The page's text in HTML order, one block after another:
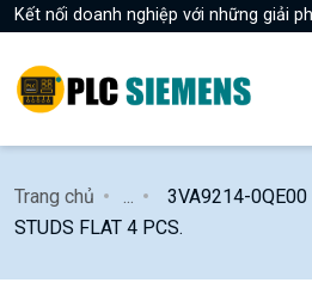
Kết nối doanh nghiệp với những giải
Trang chủ
3VA9214-0QE00
STUDS FLAT 4 PCS.